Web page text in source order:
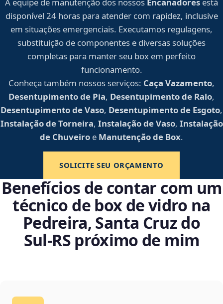
A equipe de manutenção dos nossos Encanadores está
disponível 24 horas para atender com rapidez, inclusive
em situações emergenciais. Executamos regulagens,
substituição de componentes e diversas soluções
completas para manter seu box em perfeito
funcionamento.
Conheça também nossos serviços: Caça Vazamento,
Desentupimento de Pia, Desentupimento de Ralo,
Desentupimento de Vaso, Desentupimento de Esgoto,
Instalação de Torneira, Instalação de Vaso, Instalação
de Chuveiro e Manutenção de Box.
SOLICITE SEU ORÇAMENTO
Benefícios de contar com um
técnico de box de vidro na
Pedreira, Santa Cruz do
Sul‑RS próximo de mim